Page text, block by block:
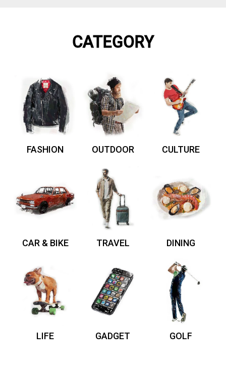
CATEGORY
FASHION OUTDOOR CULTURE
CAR & BIKE TRAVEL DINING
LIFE GADGET GOLF